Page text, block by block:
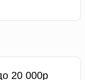
20 000р